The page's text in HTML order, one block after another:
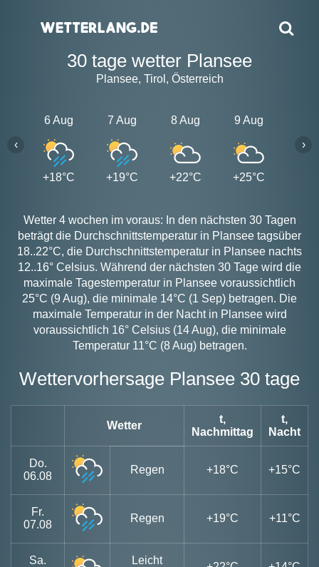
30 tage wetter Plansee
Plansee, Tirol, Österreich
6 Aug
+18°C
7 Aug
+19°C
8 Aug
+22°C
9 Aug
+25°C
‹ ›
Wetter 4 wochen im voraus: In den nächsten 30 Tagen
beträgt die Durchschnittstemperatur in Plansee tagsüber
18..22°C, die Durchschnittstemperatur in Plansee nachts
12..16° Celsius. Während der nächsten 30 Tage wird die
maximale Tagestemperatur in Plansee voraussichtlich
25°C (9 Aug), die minimale 14°C (1 Sep) betragen. Die
maximale Temperatur in der Nacht in Plansee wird
voraussichtlich 16° Celsius (14 Aug), die minimale
Temperatur 11°C (8 Aug) betragen.
Wettervorhersage Plansee 30 tage
Wetter
t,
Nachmittag
t,
Nacht
Do.
06.08
Regen +18°C +15°C
Fr.
07.08
Regen +19°C +11°C
Sa.
Leicht